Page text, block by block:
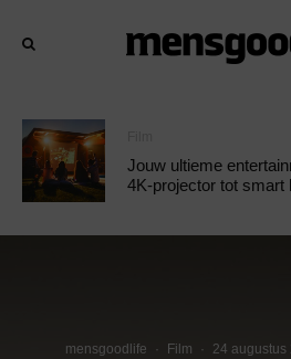
Jouw ultieme
4K-projector tot smart
mensgoodlife · Film · 24 augustus